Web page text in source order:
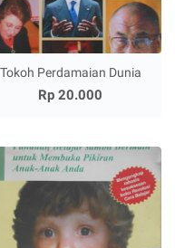
Tokoh Perdamaian Dunia
Rp 20.000